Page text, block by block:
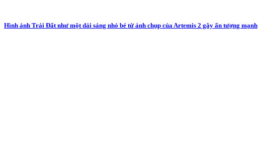
Hình ảnh Trái Đất như một dải sáng nhỏ bé từ ảnh chụp của Artemis 2 gây ấn tượng mạnh